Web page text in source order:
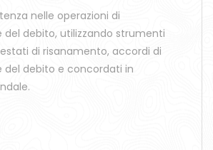
nelle operazioni di
del debito, utilizzando strumenti
di risanamento, accordi di
del debito e concordati in